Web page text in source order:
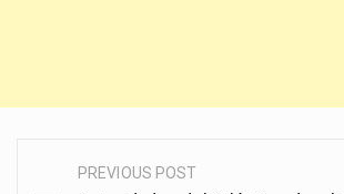
PostPREVIOUS POST